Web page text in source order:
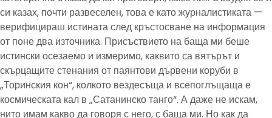
си казах, почти развеселен, това е като журналистиката —
верифицираш истината след кръстосване на информация
от поне два източника. Присъствието на баща ми беше
истински осезаемо и измеримо, каквито са вятърът и
скърцащите стенания от паянтови дървени коруби в
„Торинския кон“, колкото вездесъща и всепоглъщаща е
космическата кал в „Сатанинско танго“. А даже не искам,
нито имам какво да говоря с него, с баща ми. Но как да